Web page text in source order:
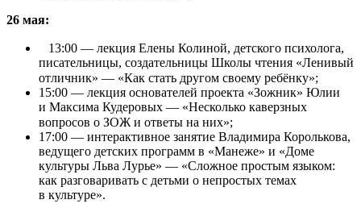
26 мая:
⠀13:00 — лекция Елены Колиной, детского психолога,
писательницы, создательницы Школы чтения «Ленивый
отличник» — «Как стать другом своему ребёнку»;⠀
15:00 — лекция основателей проекта «Зожник» Юлии
и Максима Кудеровых — «Несколько каверзных
вопросов о ЗОЖ и ответы на них»;⠀
17:00 — интерактивное занятие Владимира Королькова,
ведущего детских программ в «Манеже» и «Доме
культуры Льва Лурье» — «Сложное простым языком:
как разговаривать с детьми о непростых темах
в культуре».